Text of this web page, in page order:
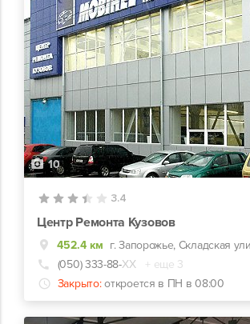
10
3.4
Центр Ремонта Кузовов
452.4 км г. Запорожье, Складская
(050) 333-88-ХХ
+ еще 3
Закрыто: откроется в ПН в 08:00